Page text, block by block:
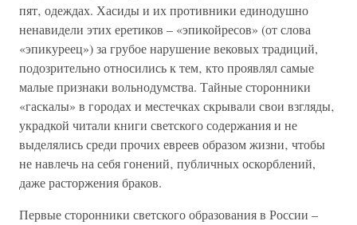
пят‚ одеждах. Хасиды и их противники единодушно
ненавидели этих еретиков – «эпикойресов» (от слова
«эпикуреец») за грубое нарушение вековых традиций,
подозрительно относились к тем‚ кто проявлял самые
малые признаки вольнодумства. Тайные сторонники
«гаскалы» в городах и местечках скрывали свои взгляды‚
украдкой читали книги светского содержания и не
выделялись среди прочих евреев образом жизни‚ чтобы
не навлечь на себя гонений‚ публичных оскорблений,
даже расторжения браков.
Первые сторонники светского образования в России –